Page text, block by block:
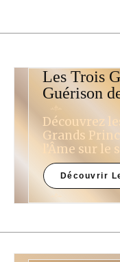
Les Trois
Guérison
Découvrez
Grands
l’Âme sur le
Découvrir